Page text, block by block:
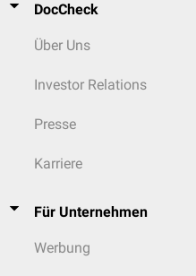
DocCheck
Über Uns
Investor Relations
Presse
Karriere
Für Unternehmen
Werbung